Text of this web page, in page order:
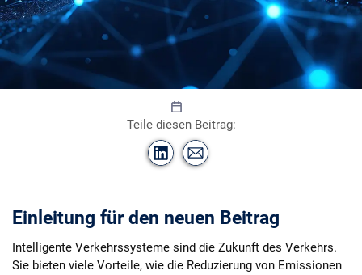
st
k.
d
Teile diesen Beitrag:
Einleitung für den neuen Beitrag
Intelligente Verkehrssysteme sind die Zukunft des Verkehrs.
Sie bieten viele Vorteile, wie die Reduzierung von Emissionen